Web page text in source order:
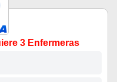
3 Enfermeras